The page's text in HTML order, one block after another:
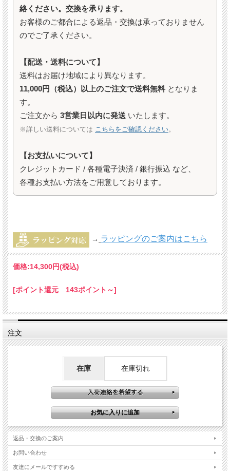
絡ください。交換を承ります。
お客様のご都合による返品・交換は承っておりません
のでご了承ください。
【配送・送料について】
送料はお届け地域により異なります。
11,000円（税込）以上のご注文で送料無料 となりま
す。
ご注文から 3営業日以内に発送 いたします。
※詳しい送料については こちらをご確認ください。
【お支払いについて】
クレジットカード / 各種電子決済 / 銀行振込 など、
各種お支払い方法をご用意しております。
→ ラッピングのご案内はこちら
価格:14,300円(税込)
[ポイント還元 143ポイント～]
注文
在庫 在庫切れ
返品・交換のご案内
お問い合わせ
友達にメールですすめる